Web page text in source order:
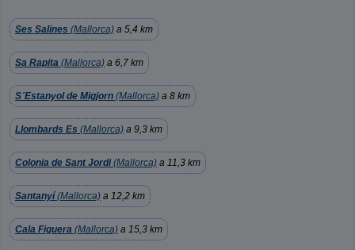
Ses Salines (Mallorca) a 5,4 km
Sa Rapita (Mallorca) a 6,7 km
S´Estanyol de Migjorn (Mallorca) a 8 km
Llombards Es (Mallorca) a 9,3 km
Colonia de Sant Jordi(Mallorca) a 11,3 km
Santanyí (Mallorca) a 12,2 km
Cala Figuera (Mallorca) a 15,3 km